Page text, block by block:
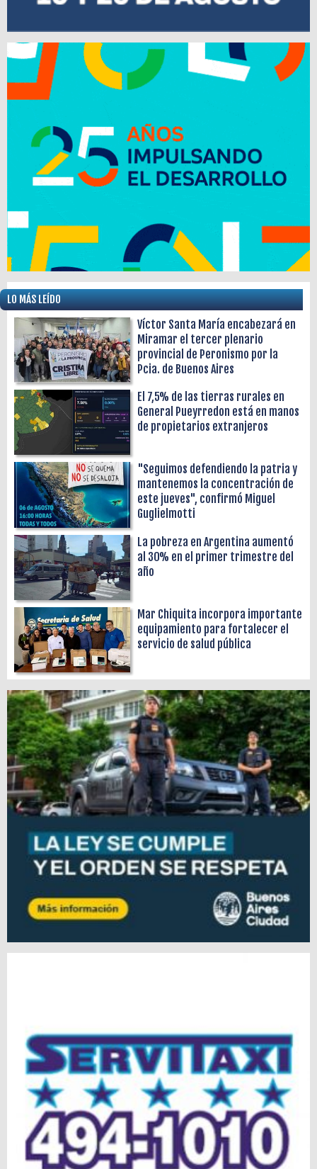
LO MÁS LEÍDO
Víctor Santa María encabezará en
Miramar el tercer plenario
provincial de Peronismo por la
Pcia. de Buenos Aires
El 7,5% de las tierras rurales en
General Pueyrredon está en manos
de propietarios extranjeros
"Seguimos defendiendo la patria y
mantenemos la concentración de
este jueves", confirmó Miguel
Guglielmotti
La pobreza en Argentina aumentó
al 30% en el primer trimestre del
año
Mar Chiquita incorpora importante
equipamiento para fortalecer el
servicio de salud pública